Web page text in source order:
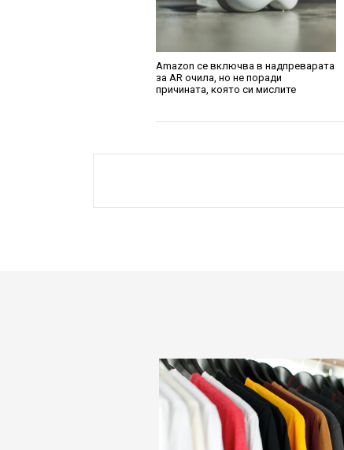
Amazon се включва в надпреварата
за AR очила, но не поради
причината, която си мислите